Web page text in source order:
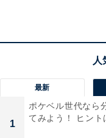
最新
1
ポケベル世代なら
てみよう！ ヒント